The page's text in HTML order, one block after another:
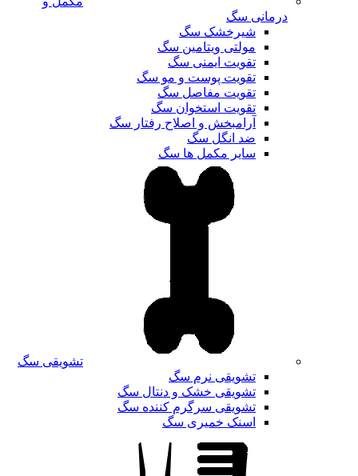
درمانی سگ
شیرخشک سگ
مولتی ویتامین سگ
تقویت ایمنی سگ
تقویت پوست و مو سگ
تقویت مفاصل سگ
تقویت استخوان سگ
آرامبخش و اصلاح رفتار سگ
ضد انگل سگ
سایر مکمل ها سگ
تشویقی سگ
تشویقی نرم سگ
تشویقی خشک و دنتال سگ
تشویقی سرگرم کننده سگ
اسنک خمیری سگ